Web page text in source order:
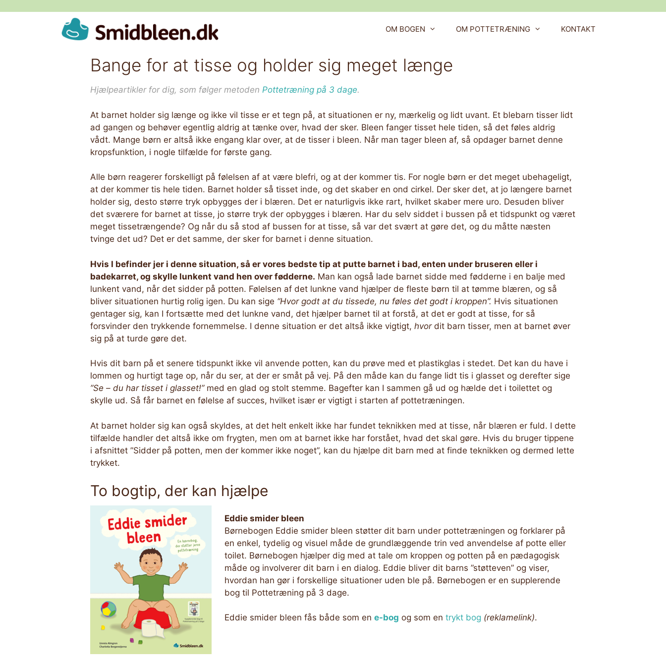
OM BOGEN OM POTTETRÆNING KONTAKT
Bange for at tisse og holder sig meget længe
Hjælpeartikler for dig, som følger metoden Pottetræning på 3 dage.
At barnet holder sig længe og ikke vil tisse er et tegn på, at situationen er ny, mærkelig og lidt uvant. Et blebarn tisser lidt
ad gangen og behøver egentlig aldrig at tænke over, hvad der sker. Bleen fanger tisset hele tiden, så det føles aldrig
vådt. Mange børn er altså ikke engang klar over, at de tisser i bleen. Når man tager bleen af, så opdager barnet denne
kropsfunktion, i nogle tilfælde for første gang.
Alle børn reagerer forskelligt på følelsen af at være blefri, og at der kommer tis. For nogle børn er det meget ubehageligt,
at der kommer tis hele tiden. Barnet holder så tisset inde, og det skaber en ond cirkel. Der sker det, at jo længere barnet
holder sig, desto større tryk opbygges der i blæren. Det er naturligvis ikke rart, hvilket skaber mere uro. Desuden bliver
det sværere for barnet at tisse, jo større tryk der opbygges i blæren. Har du selv siddet i bussen på et tidspunkt og været
meget tissetrængende? Og når du så stod af bussen for at tisse, så var det svært at gøre det, og du måtte næsten
tvinge det ud? Det er det samme, der sker for barnet i denne situation.
Hvis I befinder jer i denne situation, så er vores bedste tip at putte barnet i bad, enten under bruseren eller i
badekarret, og skylle lunkent vand hen over fødderne. Man kan også lade barnet sidde med fødderne i en balje med
lunkent vand, når det sidder på potten. Følelsen af det lunkne vand hjælper de fleste børn til at tømme blæren, og så
bliver situationen hurtig rolig igen. Du kan sige “Hvor godt at du tissede, nu føles det godt i kroppen”. Hvis situationen
gentager sig, kan I fortsætte med det lunkne vand, det hjælper barnet til at forstå, at det er godt at tisse, for så
forsvinder den trykkende fornemmelse. I denne situation er det altså ikke vigtigt, hvordit barn tisser, men at barnet øver
sig på at turde gøre det.
Hvis dit barn på et senere tidspunkt ikke vil anvende potten, kan du prøve med et plastikglas i stedet. Det kan du have i
lommen og hurtigt tage op, når du ser, at der er småt på vej. På den måde kan du fange lidt tis i glasset og derefter sige
”Se – du har tisset i glasset!”med en glad og stolt stemme. Bagefter kan I sammen gå ud og hælde det i toilettet og
skylle ud. Så får barnet en følelse af succes, hvilket især er vigtigt i starten af pottetræningen.
At barnet holder sig kan også skyldes, at det helt enkelt ikke har fundet teknikken med at tisse, når blæren er fuld. I dette
tilfælde handler det altså ikke om frygten, men om at barnet ikke har forstået, hvad det skal gøre. Hvis du bruger tippene
i afsnittet ”Sidder på potten, men der kommer ikke noget”, kan du hjælpe dit barn med at finde teknikken og dermed lette
trykket.
To bogtip, der kan hjælpe
Eddie smider bleen
Børnebogen Eddie smider bleen støtter dit barn under pottetræningen og forklarer på
en enkel, tydelig og visuel måde de grundlæggende trin ved anvendelse af potte eller
toilet. Børnebogen hjælper dig med at tale om kroppen og potten på en pædagogisk
måde og involverer dit barn i en dialog. Eddie bliver dit barns ”støtteven” og viser,
hvordan han gør i forskellige situationer uden ble på. Børnebogen er en supplerende
bog til Pottetræning på 3 dage.
Eddie smider bleen fås både som en e-bog og som en trykt bog (reklamelink).